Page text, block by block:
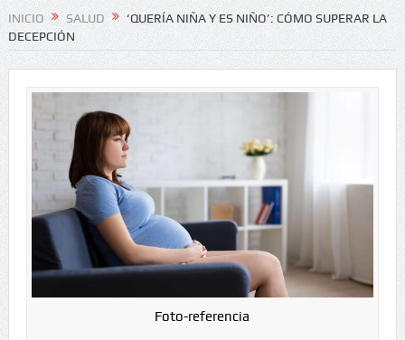
2026
INICIO SALUD
‘QUERÍA NIÑA Y ES NIÑO’: CÓMO SUPERAR LA
DECEPCIÓN
Foto-referencia